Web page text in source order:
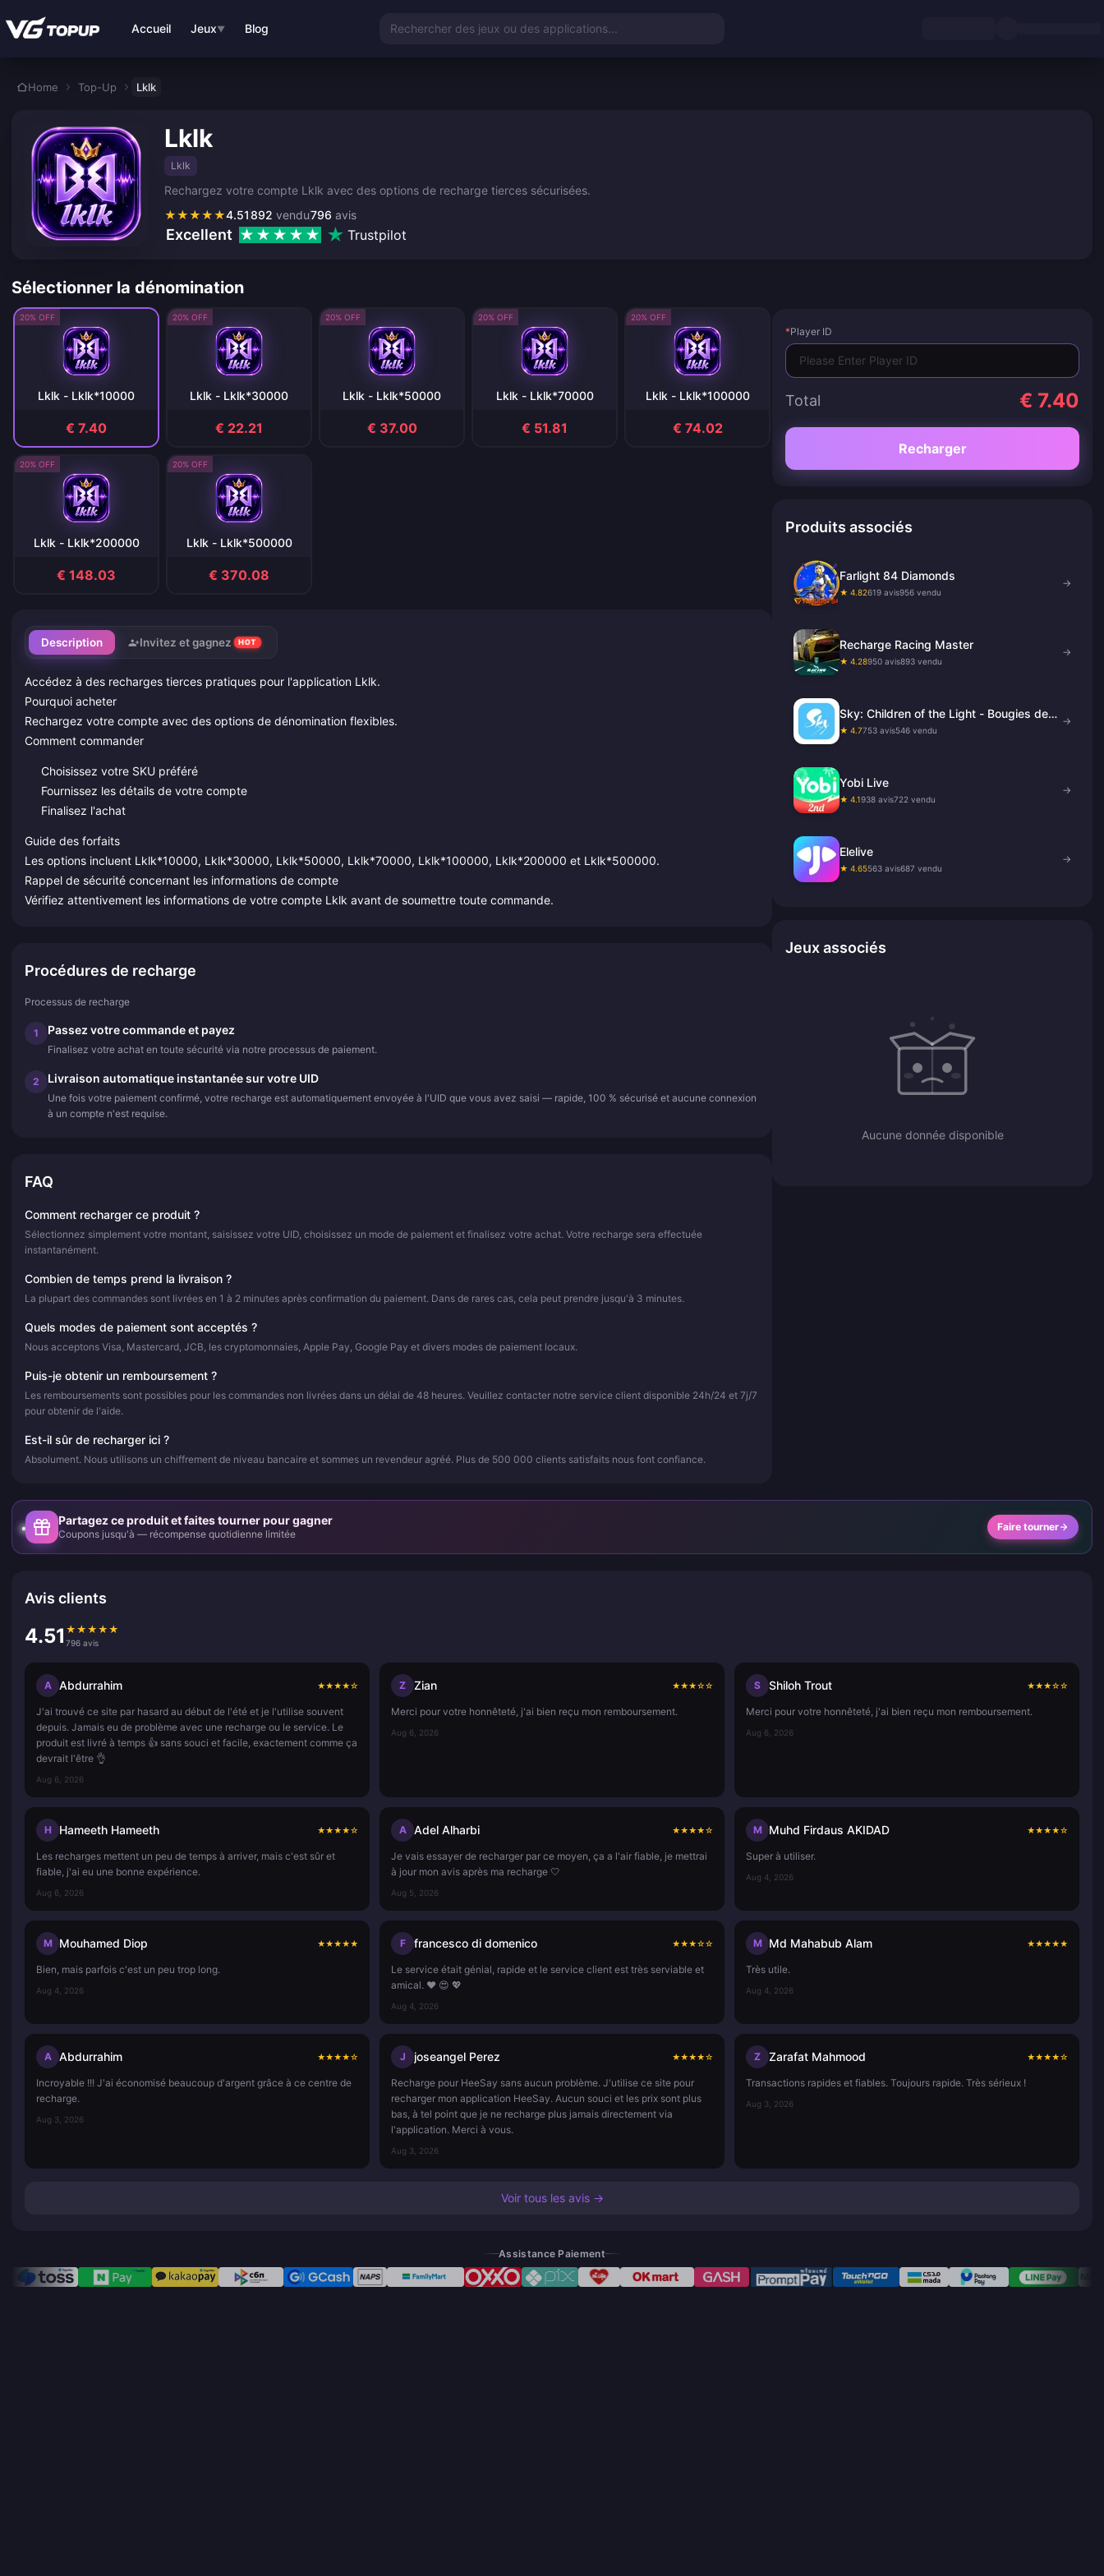
Accueil Jeux▼ Blog Rechercher des jeux ou des applications...
Home Top-Up Lklk
Lklk
Lklk
Rechargez votre compte Lklk avec des options de recharge tierces sécurisées.
★★★★★4.51 796 avis
892 vendu
Excellent Trustpilot
Sélectionner la dénomination
20% OFF
Lklk - Lklk*10000
€ 7.40
20% OFF
Lklk - Lklk*30000
€ 22.21
20% OFF
Lklk - Lklk*50000
€ 37.00
20% OFF
Lklk - Lklk*70000
€ 51.81
20% OFF
Lklk - Lklk*100000
€ 74.02
20% OFF
Lklk - Lklk*200000
€ 148.03
20% OFF
Lklk - Lklk*500000
€ 370.08
Description Invitez et gagnez HOT
Accédez à des recharges tierces pratiques pour l'application Lklk.
Pourquoi acheter
Rechargez votre compte avec des options de dénomination flexibles.
Comment commander
Choisissez votre SKU préféré
Fournissez les détails de votre compte
Finalisez l'achat
Guide des forfaits
Les options incluent Lklk*10000, Lklk*30000, Lklk*50000, Lklk*70000, Lklk*100000, Lklk*200000 et Lklk*500000.
Rappel de sécurité concernant les informations de compte
Vérifiez attentivement les informations de votre compte Lklk avant de soumettre toute commande.
Procédures de recharge
Processus de recharge
1 Passez votre commande et payez
Finalisez votre achat en toute sécurité via notre processus de paiement.
2 Livraison automatique instantanée sur votre UID
Une fois votre paiement confirmé, votre recharge est automatiquement envoyée à l'UID que vous avez saisi — rapide, 100 % sécurisé et aucune connexion
à un compte n'est requise.
FAQ
Comment recharger ce produit ?
Sélectionnez simplement votre montant, saisissez votre UID, choisissez un mode de paiement et finalisez votre achat. Votre recharge sera effectuée
instantanément.
Combien de temps prend la livraison ?
La plupart des commandes sont livrées en 1 à 2 minutes après confirmation du paiement. Dans de rares cas, cela peut prendre jusqu'à 3 minutes.
Quels modes de paiement sont acceptés ?
Nous acceptons Visa, Mastercard, JCB, les cryptomonnaies, Apple Pay, Google Pay et divers modes de paiement locaux.
Puis-je obtenir un remboursement ?
Les remboursements sont possibles pour les commandes non livrées dans un délai de 48 heures. Veuillez contacter notre service client disponible 24h/24 et 7j/7
pour obtenir de l'aide.
Est-il sûr de recharger ici ?
Absolument. Nous utilisons un chiffrement de niveau bancaire et sommes un revendeur agréé. Plus de 500 000 clients satisfaits nous font confiance.
*Player ID
Total € 7.40
Recharger
Produits associés
Farlight 84 Diamonds
★ 4.82619 avis956 vendu
→
Recharge Racing Master
★ 4.28950 avis893 vendu
→
Sky: Children of the Light - Bougies de
Saison
★ 4.7753 avis546 vendu
→
Yobi Live
★ 4.1938 avis722 vendu
→
Elelive
★ 4.65563 avis687 vendu
→
Jeux associés
Aucune donnée disponible
Partagez ce produit et faites tourner pour gagner
Coupons jusqu'à — récompense quotidienne limitée
Faire tourner
Avis clients
4.51 ★ ★ ★ ★ ★
796 avis
A Abdurrahim ★★★★☆
J'ai trouvé ce site par hasard au début de l'été et je l'utilise souvent
depuis. Jamais eu de problème avec une recharge ou le service. Le
produit est livré à temps 👍 sans souci et facile, exactement comme ça
devrait l'être 👌
Aug 6, 2026
Z Zian ★★★☆☆
Merci pour votre honnêteté, j'ai bien reçu mon remboursement.
Aug 6, 2026
S Shiloh Trout ★★★☆☆
Merci pour votre honnêteté, j'ai bien reçu mon remboursement.
Aug 6, 2026
H Hameeth Hameeth ★★★★☆
Les recharges mettent un peu de temps à arriver, mais c'est sûr et
fiable, j'ai eu une bonne expérience.
Aug 6, 2026
A Adel Alharbi ★★★★☆
Je vais essayer de recharger par ce moyen, ça a l'air fiable, je mettrai
à jour mon avis après ma recharge 🤍
Aug 5, 2026
M Muhd Firdaus AKIDAD ★★★★☆
Super à utiliser.
Aug 4, 2026
M Mouhamed Diop ★★★★★
Bien, mais parfois c'est un peu trop long.
Aug 4, 2026
F francesco di domenico ★★★☆☆
Le service était génial, rapide et le service client est très serviable et
amical. ❤️ 😍 💖
Aug 4, 2026
M Md Mahabub Alam ★★★★★
Très utile.
Aug 4, 2026
A Abdurrahim ★★★★☆
Incroyable !!! J'ai économisé beaucoup d'argent grâce à ce centre de
recharge.
Aug 3, 2026
J joseangel Perez ★★★★☆
Recharge pour HeeSay sans aucun problème. J'utilise ce site pour
recharger mon application HeeSay. Aucun souci et les prix sont plus
bas, à tel point que je ne recharge plus jamais directement via
l'application. Merci à vous.
Aug 3, 2026
Z Zarafat Mahmood ★★★★☆
Transactions rapides et fiables. Toujours rapide. Très sérieux !
Aug 3, 2026
Voir tous les avis →
Assistance Paiement